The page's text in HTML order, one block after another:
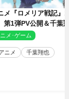
メ『ロメリア戦記』
1弾PV公開＆千葉
ト4人を発表
メ･ゲーム
ニメ 千葉翔也